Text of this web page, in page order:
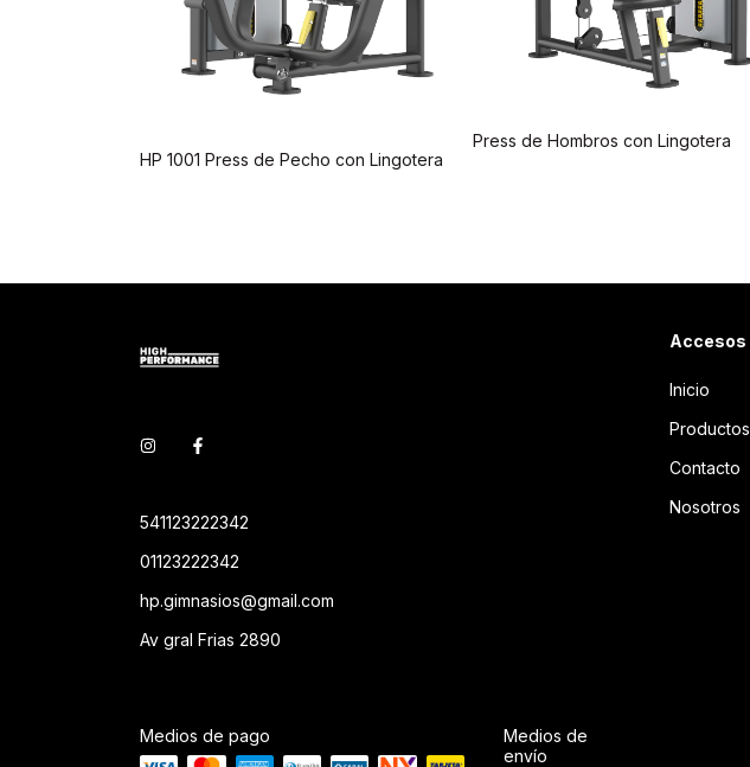
HP 1001 Press de Pecho con Lingotera
Press de Hombros con Lingotera
541123222342
01123222342
hp.gimnasios@gmail.com
Av gral Frias 2890
Accesos
Inicio
Productos
Contacto
Nosotros
Medios de pago
Medios de
envío